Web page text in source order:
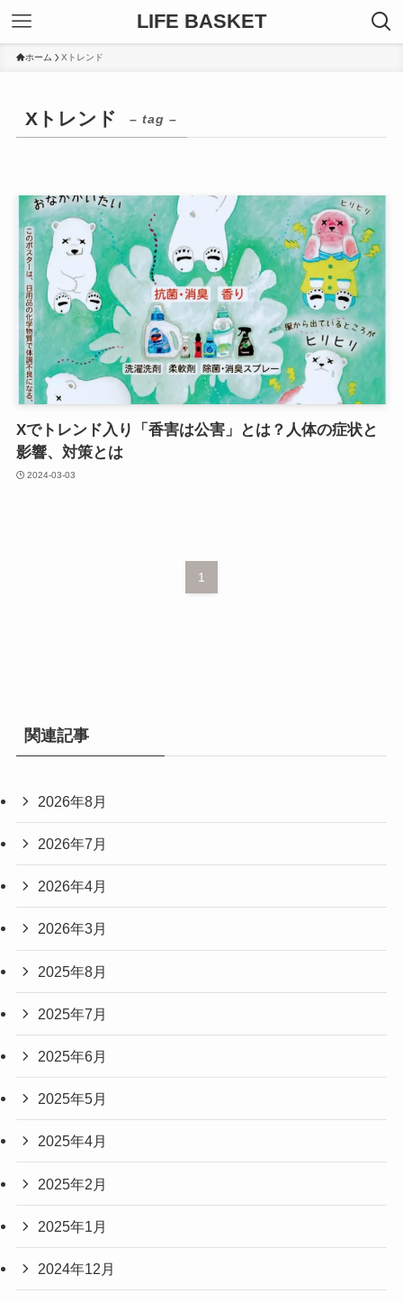
LIFE BASKET
ホーム Xトレンド
Xトレンド – tag –
Xでトレンド入り「香害は公害」とは？人体の症状と
影響、対策とは
2024-03-03
1
関連記事
2026年8月
2026年7月
2026年4月
2026年3月
2025年8月
2025年7月
2025年6月
2025年5月
2025年4月
2025年2月
2025年1月
2024年12月